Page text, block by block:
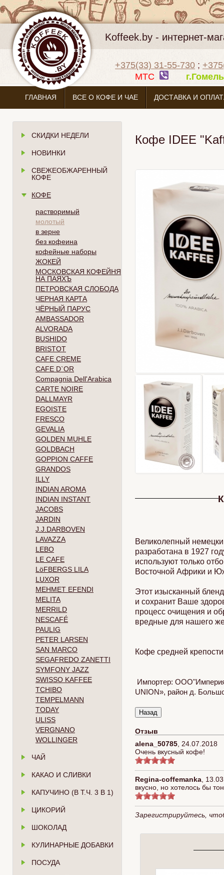
Koffeek.by - интернет-
+375(33) 31-55-730 ;
МТС
ГЛАВНАЯ ВСЕ О КОФЕ И ЧАЕ ДОСТАВКА И
СКИДКИ НЕДЕЛИ
НОВИНКИ
СВЕЖЕОБЖАРЕННЫЙ
КОФЕ
КОФЕ
растворимый
молотый
в зерне
без кофеина
кофейные наборы
ЖОКЕЙ
МОСКОВСКАЯ КОФЕЙНЯ
НА ПАЯХЪ
ПЕТРОВСКАЯ СЛОБОДА
ЧЕРНАЯ КАРТА
ЧЁРНЫЙ ПАРУС
AMBASSADOR
ALVORADA
BUSHIDO
BRISTOT
CAFE CREME
CAFE D`OR
Compagnia Dell'Arabica
CARTE NOIRE
DALLMAYR
EGOISTE
FRESCO
GEVALIA
GOLDEN MUHLE
GOLDBACH
GOPPION CAFFE
GRANDOS
ILLY
INDIAN AROMA
INDIAN INSTANT
JACOBS
JARDIN
J.J.DARBOVEN
LAVAZZA
LEBO
LE CAFE
LöFBERGS LILA
LUXOR
MEHMET EFENDI
MELITA
MERRILD
NESCAFÉ
PAULIG
PETER LARSEN
SAN MARCO
SEGAFREDO ZANETTI
SYMFONY JAZZ
SWISSO KAFFEE
TCHIBO
TEMPELMANN
TODAY
ULISS
VERGNANO
WOLLINGER
ЧАЙ
КАКАО И СЛИВКИ
КАПУЧИНО (В Т.Ч. 3 В 1)
ЦИКОРИЙ
ШОКОЛАД
КУЛИНАРНЫЕ ДОБАВКИ
ПОСУДА
Кофе IDEE
Великолепный
разработана в 1927
используют только
Восточной Африки и
Этот изысканный
и сохранит Ваше
процесс очищения и
вредные для нашего
Кофе средней
Импортер: ООО"Империя
UNION», район д.
Отзыв
alena_50785 24.07.2018
Очень вкусный кофе!
Regina-coffemanka
вкусно, но хотелось бы
Зарегистрируйтесь,